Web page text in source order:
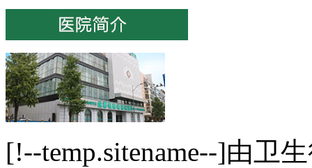
[!--temp.sitename--]由卫